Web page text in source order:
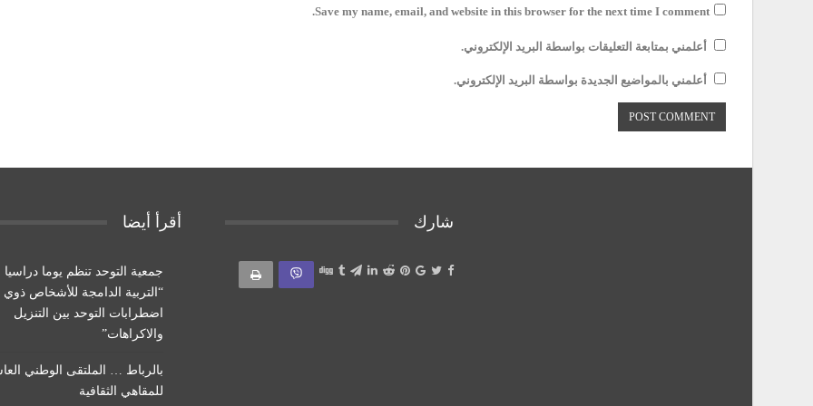
Save my name, email, and website in this browser for the next time I comment.
أعلمني بمتابعة التعليقات بواسطة البريد الإلكتروني.
أعلمني بالمواضيع الجديدة بواسطة البريد الإلكتروني.
شارك أقرأ أيضا
جمعية التوحد تنظم يوما
“التربية الدامجة للأشخاص ذوي
اضطرابات التوحد بين التنزيل
والاكراهات”
بالرباط … الملتقى الوطني
للمقاهي الثقافية